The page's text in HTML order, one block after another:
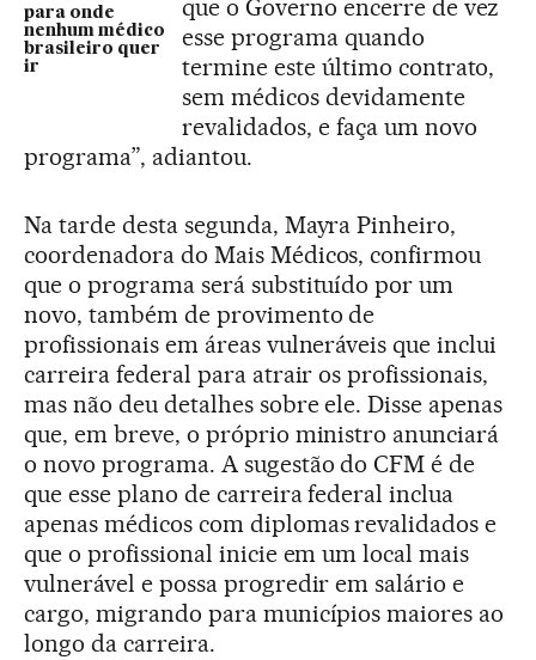
para onde
nenhum médico
brasileiro quer
ir
que o Governo encerre de vez
esse programa quando
termine este último contrato,
sem médicos devidamente
revalidados, e faça um novo
programa”, adiantou.
Na tarde desta segunda, Mayra Pinheiro,
coordenadora do Mais Médicos, confirmou
que o programa será substituído por um
novo, também de provimento de
profissionais em áreas vulneráveis que inclui
carreira federal para atrair os profissionais,
mas não deu detalhes sobre ele. Disse apenas
que, em breve, o próprio ministro anunciará
o novo programa. A sugestão do CFM é de
que esse plano de carreira federal inclua
apenas médicos com diplomas revalidados e
que o profissional inicie em um local mais
vulnerável e possa progredir em salário e
cargo, migrando para municípios maiores ao
longo da carreira.